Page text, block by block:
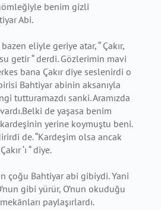
benim gizli
Abi.
bazen eliyle geriye atar, “ Çakır,
getir “ derdi. Gözlerimin mavi
bana Çakır diye seslenirdi o
Bahtiyar abinin aksanıyla
tutturamazdı sanki. Aramızda
de yaşasa benim
yerine koymuştu beni.
de. “Kardeşim olsa ancak
‘ı “ diye.
çoğu Bahtiyar abi gibiydi. Yani
gibi yürür, O’nun okuduğu
paylaşırlardı.